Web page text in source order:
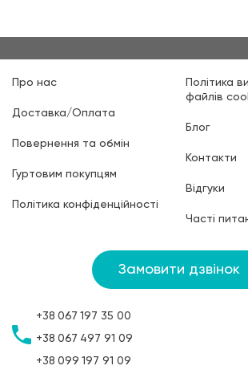
Про нас
Доставка/Оплата
Повернення та обмін
Гуртовим покупцям
Політика конфіденційності
Політика
файлів
Блог
Контакти
Відгуки
Часті
Замовити дзвінок
+38 067 197 35 00
+38 067 497 91 09
+38 099 197 91 09